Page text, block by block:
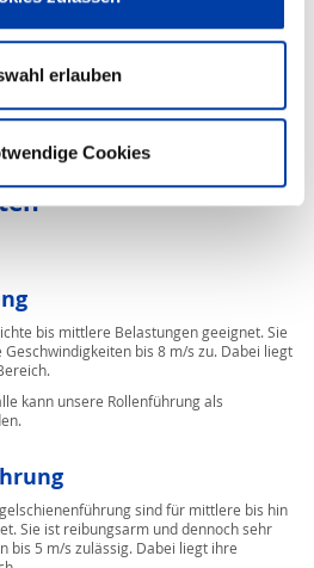
erlauben
Cookies
bis mittlere Belastungen geeignet. Sie
bis 8 m/s zu. Dabei liegt
kann unsere Rollenführung als
sind für mittlere bis hin
Sie ist reibungsarm und dennoch sehr
bis 5 m/s zulässig. Dabei liegt ihre